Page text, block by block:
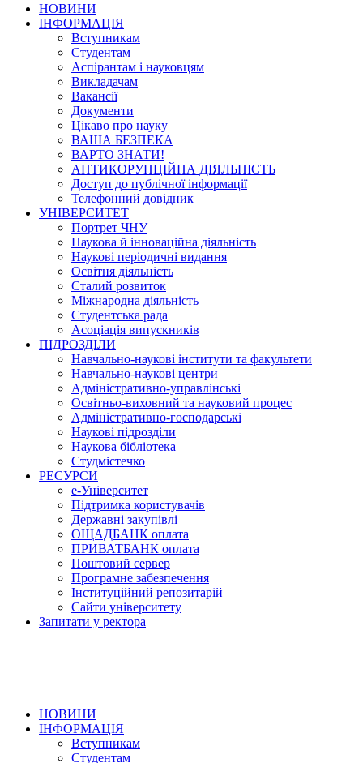
НОВИНИ
ІНФОРМАЦІЯ
Вступникам
Студентам
Аспірантам і науковцям
Викладачам
Вакансії
Документи
Цікаво про науку
ВАША БЕЗПЕКА
ВАРТО ЗНАТИ!
АНТИКОРУПЦІЙНА ДІЯЛЬНІСТЬ
Доступ до публічної інформації
Телефонний довідник
УНІВЕРСИТЕТ
Портрет ЧНУ
Наукова й інноваційна діяльність
Наукові періодичні видання
Освітня діяльність
Сталий розвиток
Міжнародна діяльність
Студентська рада
Асоціація випускників
ПІДРОЗДІЛИ
Навчально-наукові інститути та факультети
Навчально-наукові центри
Адміністративно-управлінські
Освітньо-виховний та науковий процес
Адміністративно-господарські
Наукові підрозділи
Наукова бібліотека
Студмістечко
РЕСУРСИ
е-Університет
Підтримка користувачів
Державні закупівлі
ОЩАДБАНК оплата
ПРИВАТБАНК оплата
Поштовий сервер
Програмне забезпечення
Інституційний репозитарій
Сайти університету
Запитати у ректора
НОВИНИ
ІНФОРМАЦІЯ
Вступникам
Студентам